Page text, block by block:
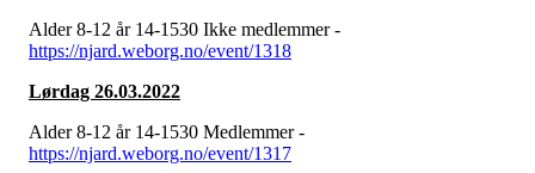
Alder 8-12 år 14-1530 Ikke medlemmer -
https://njard.weborg.no/event/1318
Lørdag 26.03.2022
Alder 8-12 år 14-1530 Medlemmer -
https://njard.weborg.no/event/1317